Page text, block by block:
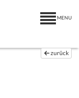
MENU
zurück